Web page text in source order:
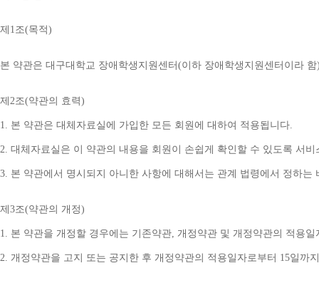
제 1조(목적)
본 약관은 대구대학교 장애학생지원센터 (이하 장애학생지원센터이라 함
제 2조(약관의 효력)
1. 본 약관은 대체자료실에 가입한 모든 회원에 대하여 적용됩니다.
2. 대체자료실은 이 약관의 내용을 회원이 손쉽게 확인할 수 있도록 서
3. 본 약관에서 명시되지 아니한 사항에 대해서는 관계 법령에서 정하는
제 3조(약관의 개정)
1. 본 약관을 개정할 경우에는 기존약관, 개정약관 및 개정약관의 적용
2. 개정약관을 고지 또는 공지한 후 개정약관의 적용일자로부터 15일까